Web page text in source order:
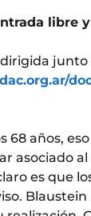
libre
junto
dac.org.ar/
años,
asociado
es que